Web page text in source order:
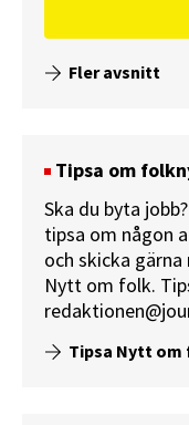
Fler avsnitt
Tipsa om
Ska du byta
tipsa om någon
och skicka gärna
Nytt om folk.
Tipsa Nytt